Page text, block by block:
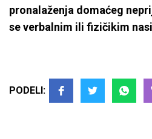
pronalaženja domaćeg
se verbalnim ili fizičikim
PODELI: